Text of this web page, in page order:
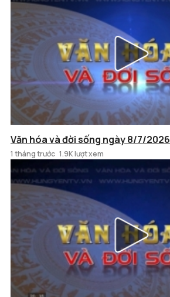
Văn hóa và đời sống ngày 8/7/2026
1 tháng trước 1.9K lượt xem